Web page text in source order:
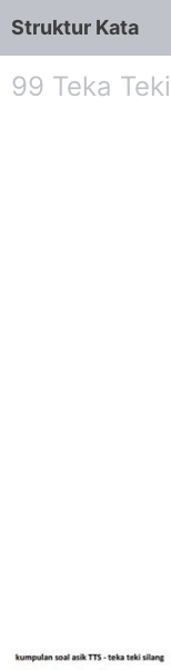
Struktur Kata
99 Teka